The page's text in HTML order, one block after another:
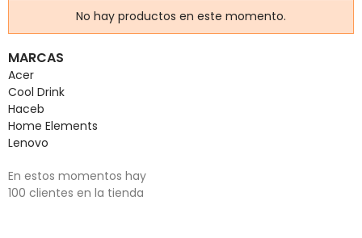
No hay productos en este momento.
MARCAS
Acer
Cool Drink
Haceb
Home Elements
Lenovo
En estos momentos hay
100 clientes en la tienda